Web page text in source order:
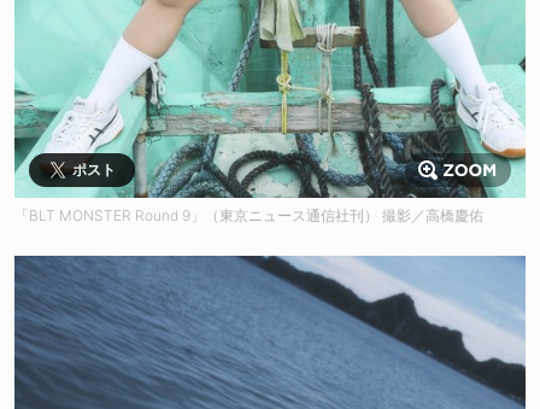
ポスト
「BLT MONSTER Round 9」（東京ニュース通信社刊） 撮影／高橋慶佑